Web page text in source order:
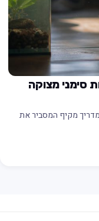
סימני מצוקה
מקיף המסביר את